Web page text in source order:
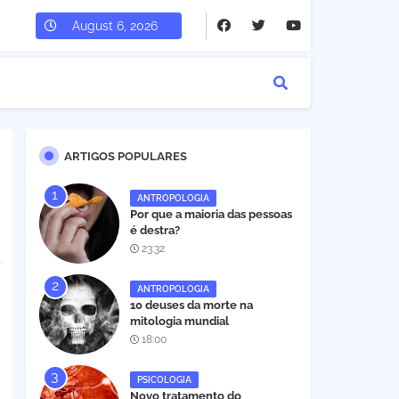
August 6, 2026
ARTIGOS POPULARES
ANTROPOLOGIA
Por que a maioria das pessoas
é destra?
23:32
ANTROPOLOGIA
10 deuses da morte na
mitologia mundial
18:00
PSICOLOGIA
Novo tratamento do